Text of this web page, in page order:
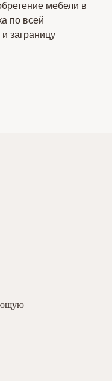
мебели в
по всей
заграницу